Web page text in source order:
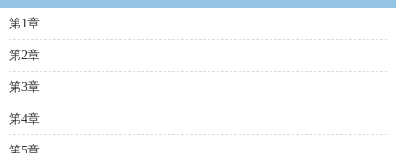
第1章
第2章
第3章
第4章